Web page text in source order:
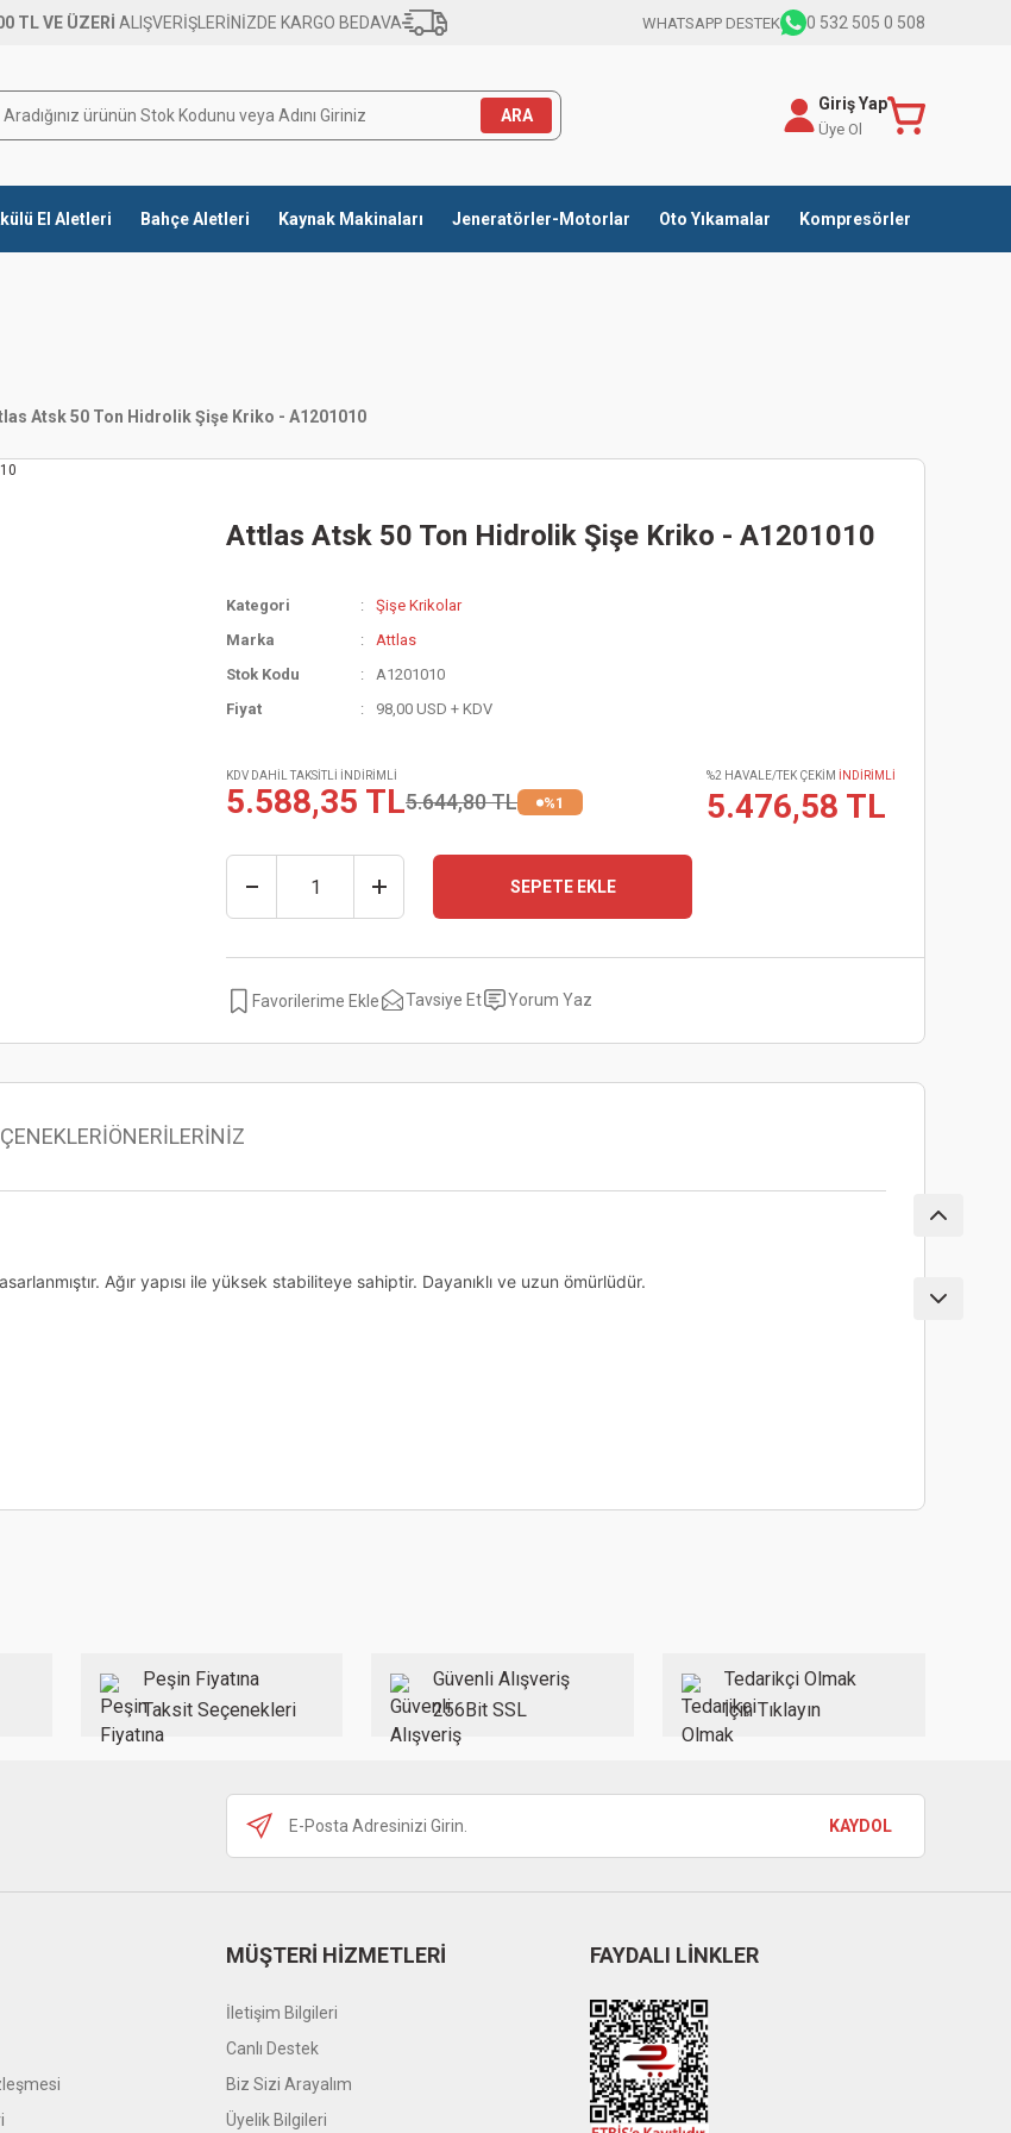
TL VE ÜZERİ ALIŞVERİŞLERİNİZDE KARGO BEDAVA WHATSAPP DESTEK 0 532 505 0 508
ARA
Giriş Yap
Üye Ol
El Aletleri Bahçe Aletleri Kaynak Makinaları Jeneratörler-Motorlar Oto Yıkamalar Kompresörler
Atsk 50 Ton Hidrolik Şişe Kriko - A1201010
Attlas Atsk 50 Ton Hidrolik Şişe Kriko - A1201010
Kategori
Şişe Krikolar
Marka
Attlas
Stok Kodu
A1201010
Fiyat
98,00 USD + KDV
KDV DAHİL TAKSİTLİ İNDİRİMLİ
5.588,35 TL5.644,80 TL %1
%2 HAVALE/TEK ÇEKİM İNDİRİMLİ
5.476,58 TL
SEPETE EKLE
Tavsiye Et Yorum Yaz
ÖNERİLERİNİZ
Ağır yapısı ile yüksek stabiliteye sahiptir. Dayanıklı ve uzun ömürlüdür.
Gönder
Peşin Fiyatına
Taksit Seçenekleri
Güvenli Alışveriş
256Bit SSL
Tedarikçi Olmak
İçin Tıklayın
KAYDOL
MÜŞTERİ HİZMETLERİ
İletişim Bilgileri
Canlı Destek
Biz Sizi Arayalım
Üyelik Bilgileri
FAYDALI LİNKLER